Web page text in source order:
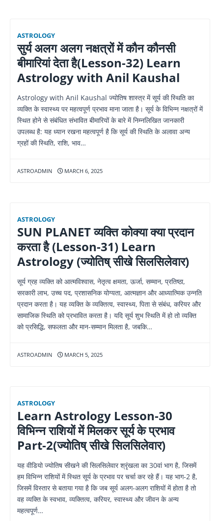
ASTROLOGY
सुर्य अलग अलग नक्षत्रों में कौन कौनसी
बीमारियां देता है(Lesson-32) Learn
Astrology with Anil Kaushal
Astrology with Anil Kaushal ज्योतिष शास्त्र में सूर्य की स्थिति का
व्यक्ति के स्वास्थ्य पर महत्वपूर्ण प्रभाव माना जाता है। सूर्य के विभिन्न नक्षत्रों में
स्थित होने से संबंधित संभावित बीमारियों के बारे में निम्नलिखित जानकारी
उपलब्ध है: यह ध्यान रखना महत्वपूर्ण है कि सूर्य की स्थिति के अलावा अन्य
ग्रहों की स्थिति, राशि, भाव…
ASTROADMIN MARCH 6, 2025
ASTROLOGY
SUN PLANET व्यक्ति कोक्या क्या प्रदान
करता है (Lesson-31) Learn
Astrology (ज्योतिष् सीखे सिलसिलेवार)
सूर्य ग्रह व्यक्ति को आत्मविश्वास, नेतृत्व क्षमता, ऊर्जा, सम्मान, प्रतिष्ठा,
सरकारी लाभ, उच्च पद, प्रशासनिक योग्यता, आत्मज्ञान और आध्यात्मिक उन्नति
प्रदान करता है। यह व्यक्ति के व्यक्तित्व, स्वास्थ्य, पिता से संबंध, करियर और
सामाजिक स्थिति को प्रभावित करता है। यदि सूर्य शुभ स्थिति में हो तो व्यक्ति
को प्रसिद्धि, सफलता और मान-सम्मान मिलता है, जबकि…
ASTROADMIN MARCH 5, 2025
ASTROLOGY
Learn Astrology Lesson-30
विभिन्न राशियों में मिलकर सूर्य के प्रभाव
Part-2(ज्योतिष् सीखे सिलसिलेवार)
यह वीडियो ज्योतिष सीखने की सिलसिलेवार श्रृंखला का 30वां भाग है, जिसमें
हम विभिन्न राशियों में स्थित सूर्य के प्रभाव पर चर्चा कर रहे हैं। यह भाग-2 है,
जिसमें विस्तार से बताया गया है कि जब सूर्य अलग-अलग राशियों में होता है तो
वह व्यक्ति के स्वभाव, व्यक्तित्व, करियर, स्वास्थ्य और जीवन के अन्य
महत्वपूर्ण…